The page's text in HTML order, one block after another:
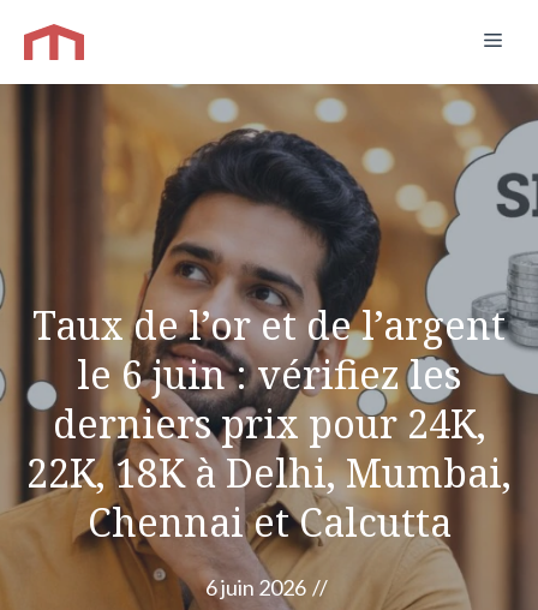
contenu
Taux de l’or et de l’argent
le 6 juin : vérifiez les
derniers prix pour 24K,
22K, 18K à Delhi, Mumbai,
Chennai et Calcutta
6 juin 2026 //